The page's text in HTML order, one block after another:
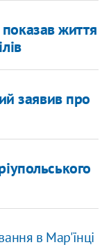
життя
заявив про
в Мар'їнці